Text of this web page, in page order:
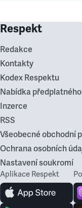
Respekt
Redakce
Kontakty
Kodex Respektu
Nabídka předplatného
Inzerce
RSS
Všeobecné obchodní
Ochrana osobních
Nastavení soukromí
Aplikace Respekt